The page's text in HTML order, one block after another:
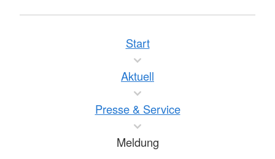
Start
Aktuell
Presse & Service
Meldung